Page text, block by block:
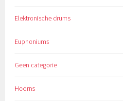
Elektronische drums
Euphoniums
Geen categorie
Hoorns